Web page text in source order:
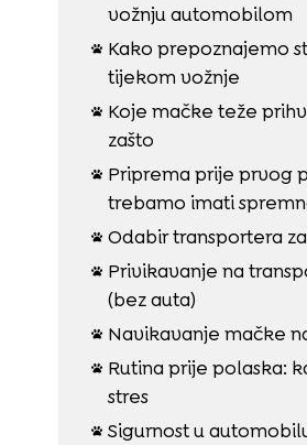
vožnju automobilom

Kako prepoznajemo
tijekom vožnje

Koje mačke teže
zašto

Priprema prije prvog
trebamo imati
 Odabir transportera

Privikavanje na
(bez auta)
 Navikavanje mačke

Rutina prije polaska:
stres
 Sigurnost u